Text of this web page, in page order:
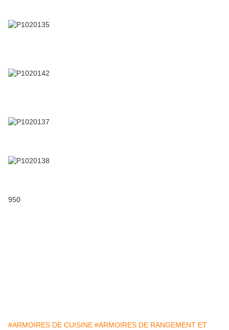
950
#ARMOIRES DE CUISINE #ARMOIRES DE RANGEMENT ET